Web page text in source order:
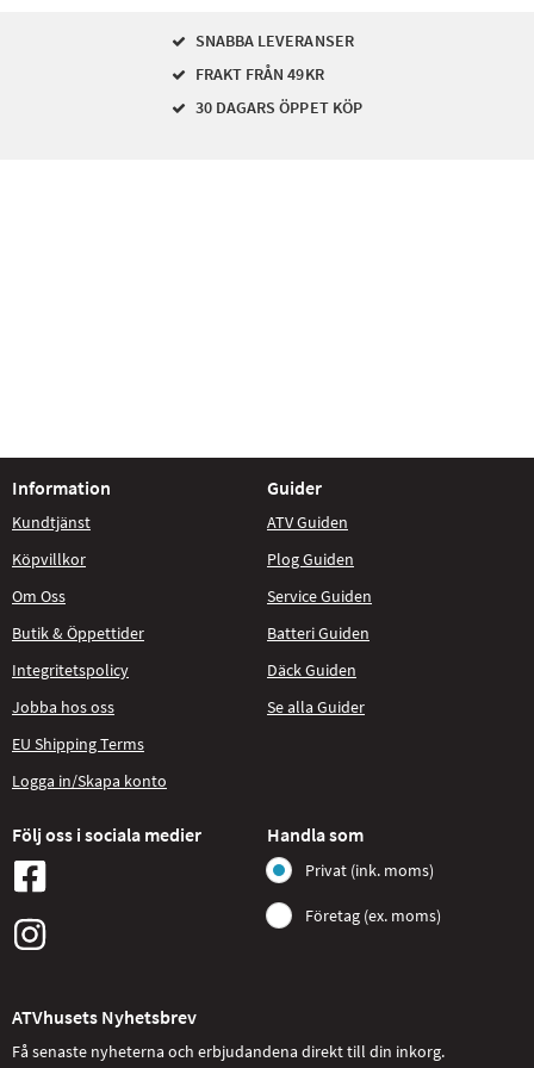
SNABBA LEVERANSER
FRAKT FRÅN 49KR
30 DAGARS ÖPPET KÖP
Information
Kundtjänst
Köpvillkor
Om Oss
Butik & Öppettider
Integritetspolicy
Jobba hos oss
EU Shipping Terms
Logga in/Skapa konto
Guider
ATV Guiden
Plog Guiden
Service Guiden
Batteri Guiden
Däck Guiden
Se alla Guider
Följ oss i sociala medier Handla som
Privat (ink. moms)
Företag (ex. moms)
ATVhusets Nyhetsbrev
Få senaste nyheterna och erbjudandena direkt till din inkorg.